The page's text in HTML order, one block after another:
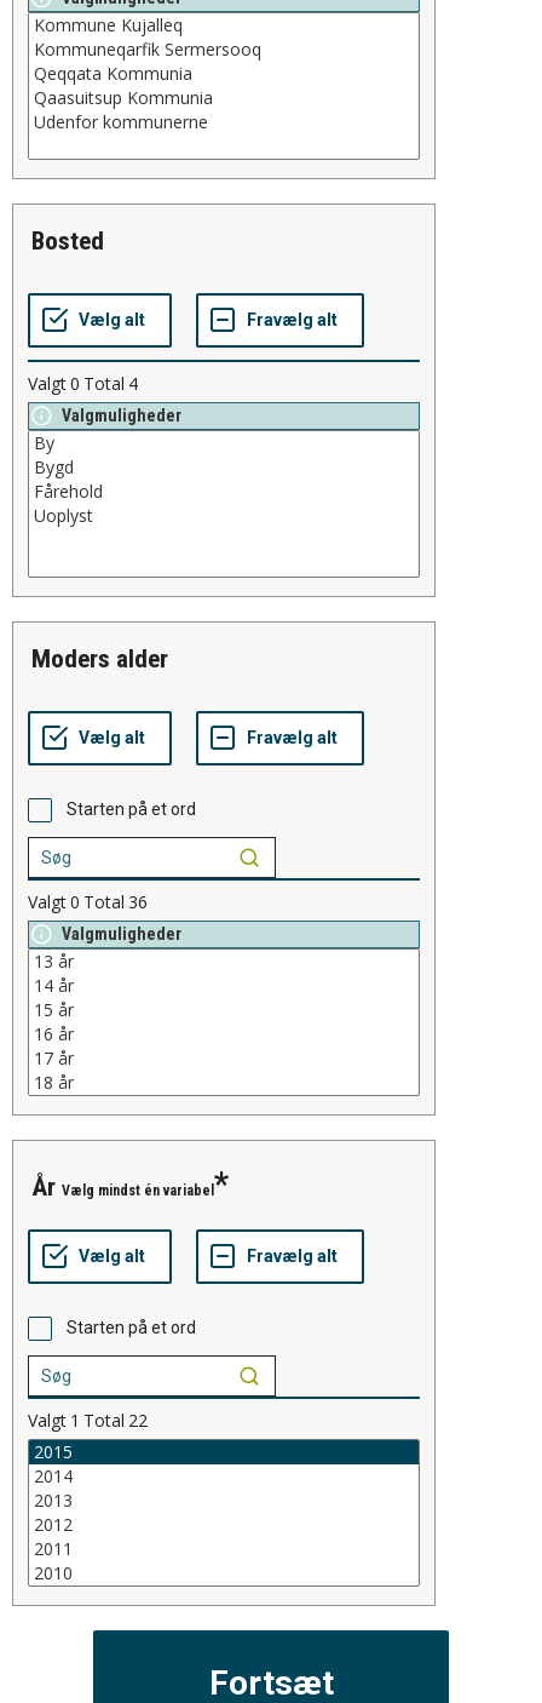
bosted
Valgt0 Total 4
Valgmuligheder
moders alder
Starten på et ord
Valgt0 Total 36
Valgmuligheder
år Vælg mindst én variabel
Starten på et ord
Valgt 1 Total 22